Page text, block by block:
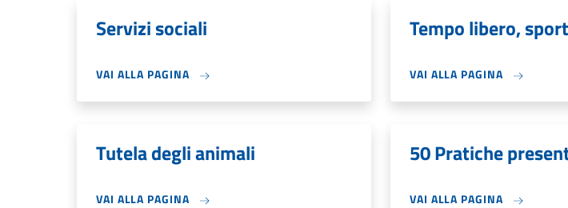
Servizi sociali
VAI ALLA PAGINA
Tempo libero,
VAI ALLA PAGINA
Tutela degli animali
VAI ALLA PAGINA
50 Pratiche
VAI ALLA PAGINA